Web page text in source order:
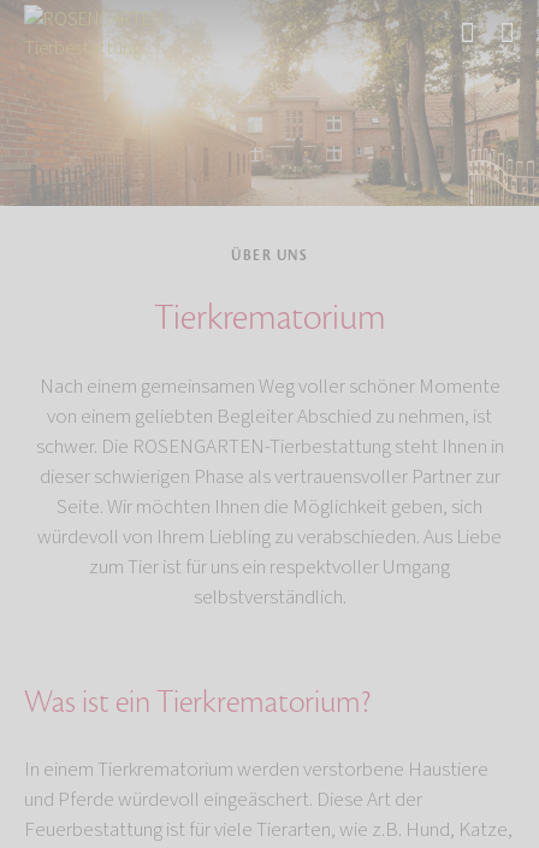
ÜBER UNS
Tierkrematorium
Nach einem gemeinsamen Weg voller schöner Momente
von einem geliebten Begleiter Abschied zu nehmen, ist
schwer. Die ROSENGARTEN-Tierbestattung steht Ihnen in
dieser schwierigen Phase als vertrauensvoller Partner zur
Seite. Wir möchten Ihnen die Möglichkeit geben, sich
würdevoll von Ihrem Liebling zu verabschieden. Aus Liebe
zum Tier ist für uns ein respektvoller Umgang
selbstverständlich.
Was ist ein Tierkrematorium?
In einem Tierkrematorium werden verstorbene Haustiere
und Pferde würdevoll eingeäschert. Diese Art der
Feuerbestattung ist für viele Tierarten, wie z.B. Hund, Katze,